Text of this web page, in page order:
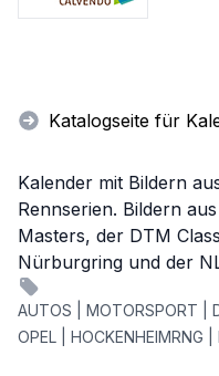
Katalogseite für
Kalender mit Bildern
Rennserien. Bildern
Masters, der DTM
Nürburgring und der
AUTOS | MOTORSPORT |
OPEL | HOCKENHEIMRNG |